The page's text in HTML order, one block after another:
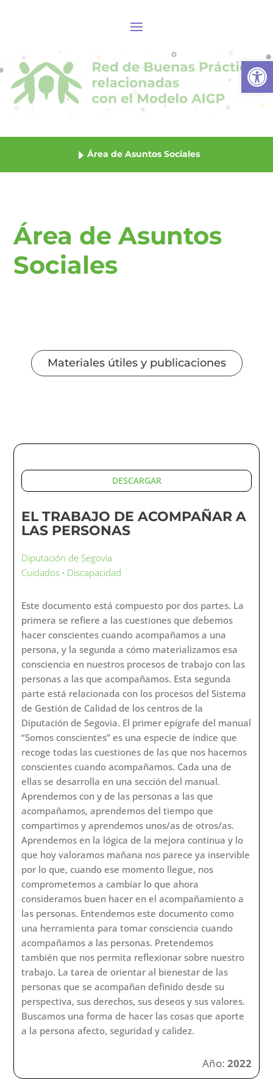
Área de Asuntos Sociales
Área de Asuntos
Sociales
Materiales útiles y publicaciones
DESCARGAR
EL TRABAJO DE ACOMPAÑAR A
LAS PERSONAS
Diputación de Segovia
Cuidados · Discapacidad
Este documento está compuesto por dos partes. La
primera se refiere a las cuestiones que debemos
hacer conscientes cuando acompañamos a una
persona, y la segunda a cómo materializamos esa
consciencia en nuestros procesos de trabajo con las
personas a las que acompañamos. Esta segunda
parte está relacionada con los procesos del Sistema
de Gestión de Calidad de los centros de la
Diputación de Segovia. El primer epígrafe del manual
“Somos conscientes” es una especie de índice que
recoge todas las cuestiones de las que nos hacemos
conscientes cuando acompañamos. Cada una de
ellas se desarrolla en una sección del manual.
Aprendemos con y de las personas a las que
acompañamos, aprendemos del tiempo que
compartimos y aprendemos unos/as de otros/as.
Aprendemos en la lógica de la mejora continua y lo
que hoy valoramos mañana nos parece ya inservible
por lo que, cuando ese momento llegue, nos
comprometemos a cambiar lo que ahora
consideramos buen hacer en el acompañamiento a
las personas. Entendemos este documento como
una herramienta para tomar consciencia cuando
acompañamos a las personas. Pretendemos
también que nos permita reflexionar sobre nuestro
trabajo. La tarea de orientar al bienestar de las
personas que se acompañan definido desde su
perspectiva, sus derechos, sus deseos y sus valores.
Buscamos una forma de hacer las cosas que aporte
a la persona afecto, seguridad y calidez.
Año: 2022